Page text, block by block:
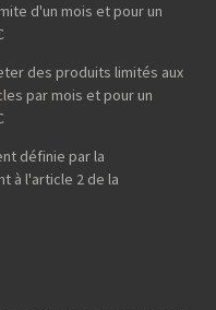
d'un mois et pour un
des produits limités aux
par mois et pour un
définie par la
à l'article 2 de la